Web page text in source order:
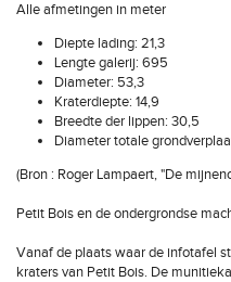
Alle afmetingen in meter
Diepte lading: 21,3
Lengte galerij: 695
Diameter: 53,3
Kraterdiepte: 14,9
Breedte der lippen: 30,5
Diameter totale
(Bron : Roger Lampaert, "De
Petit Bois en de ondergrondse
Vanaf de plaats waar de infotafel
kraters van Petit Bois. De